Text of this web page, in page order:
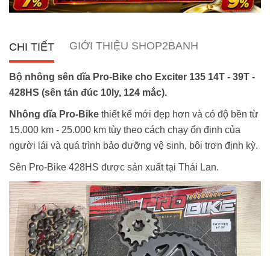
CHI TIẾT GIỚI THIỆU SHOP2BANH
Bộ nhông sên dĩa Pro-Bike cho Exciter 135 14T - 39T -
428HS (sên tán đúc 10ly, 124 mắc).
Nhông dĩa Pro-Bike thiết kế mới đẹp hơn và có độ bền từ
15.000 km - 25.000 km tùy theo cách chạy ổn định của
người lái và quá trình bảo dưỡng vệ sinh, bôi trơn định kỳ.
Sên Pro-Bike 428HS được sản xuất tại Thái Lan.